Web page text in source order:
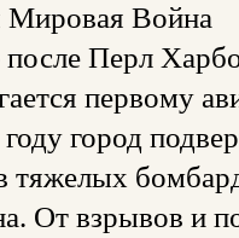
Мировая Война
Перл
первому
город
тяжелых
От взрывов и